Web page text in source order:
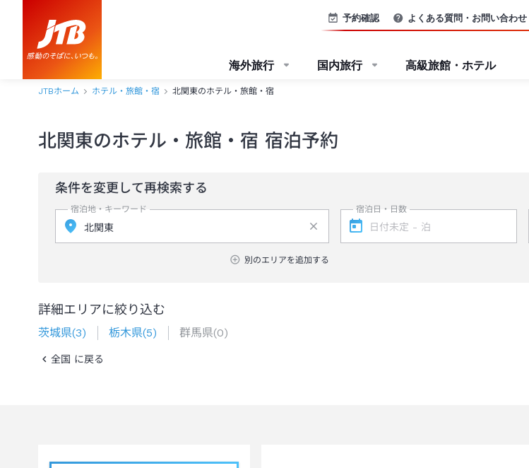
予約確認 よくある質問・お問い合わせ
海外旅行 国内旅行 高級旅館・ホテル
JTBホーム ホテル・旅館・宿 北関東のホテル・旅館・宿
北関東のホテル・旅館・宿 宿泊予約
条件を変更して再検索する
宿泊地・キーワード
別のエリアを追加する
宿泊日・日数
詳細エリアに絞り込む
茨城県(3) 栃木県(5) 群馬県(0)
全国 に戻る